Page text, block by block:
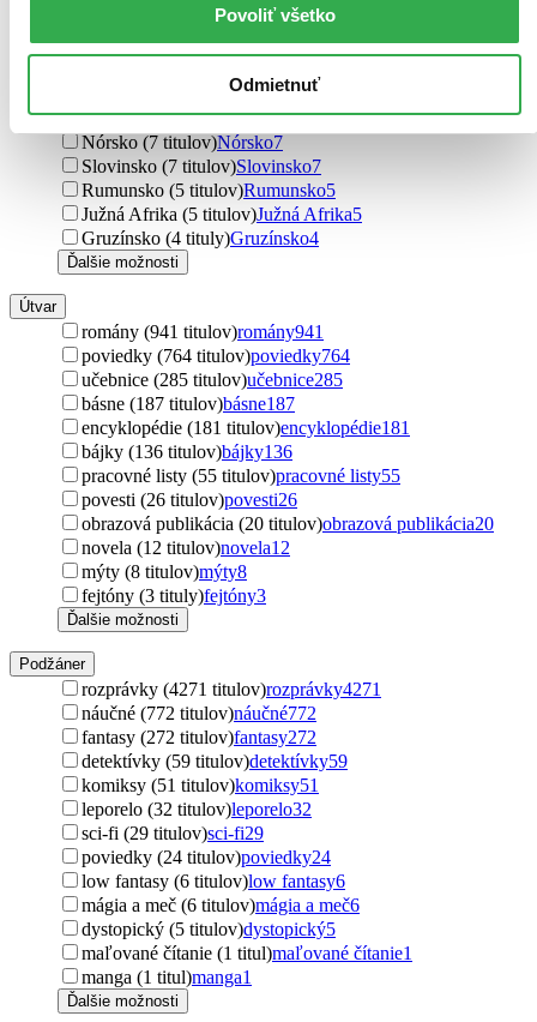
Povoliť všetko
Odmietnuť
Belgicko (15 titulov)Belgicko15
Dánsko (10 titulov)Dánsko10
Rakúsko9
Japonsko (8 titulov)Japonsko8
Nórsko (7 titulov)Nórsko7
Slovinsko (7 titulov)Slovinsko7
Rumunsko (5 titulov)Rumunsko5
Južná Afrika (5 titulov)Južná Afrika5
Gruzínsko (4 tituly)Gruzínsko4
Ďalšie možnosti
Útvar
romány (941 titulov)romány941
poviedky (764 titulov)poviedky764
učebnice (285 titulov)učebnice285
básne (187 titulov)básne187
encyklopédie (181 titulov)encyklopédie181
bájky (136 titulov)bájky136
pracovné listy (55 titulov)pracovné listy55
povesti (26 titulov)povesti26
obrazová publikácia (20 titulov)obrazová publikácia20
novela (12 titulov)novela12
mýty (8 titulov)mýty8
fejtóny (3 tituly)fejtóny3
Ďalšie možnosti
Podžáner
rozprávky (4271 titulov)rozprávky4271
náučné (772 titulov)náučné772
fantasy (272 titulov)fantasy272
detektívky (59 titulov)detektívky59
komiksy (51 titulov)komiksy51
leporelo (32 titulov)leporelo32
sci-fi (29 titulov)sci-fi29
poviedky (24 titulov)poviedky24
low fantasy (6 titulov)low fantasy6
mágia a meč (6 titulov)mágia a meč6
dystopický (5 titulov)dystopický5
maľované čítanie (1 titul)maľované čítanie1
manga (1 titul)manga1
Ďalšie možnosti